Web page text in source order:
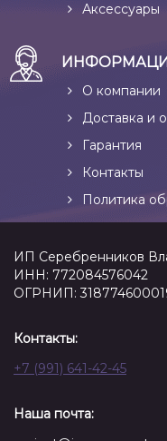
Аксессуары
О компании
Доставка и
Гарантия
Контакты
Политика
ИП Серебренников
ИНН: 772084576042
ОГРНИП:
Контакты:
+7 (991) 641-42-45
Наша почта: